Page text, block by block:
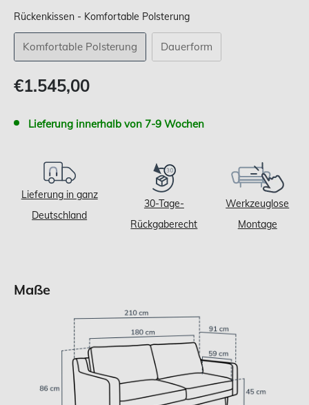
Rückenkissen - Komfortable PolsterungRückenkissen
Komfortable Polsterung Dauerform
Verkaufspreis
€1.545,00
Lieferung innerhalb von 7-9 Wochen
Lieferung in ganz
Deutschland
30-Tage-
Rückgaberecht
Werkzeuglose
Montage
Maße